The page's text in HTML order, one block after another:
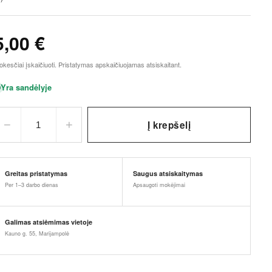
€
įskaičiuoti. Pristatymas apskaičiuojamas atsiskaitant.
Yra sandėlyje
− 1 + Į krepšelį
Greitas pristatymas
Per 1–3 darbo dienas
Saugus atsiskaitymas
Apsaugoti mokėjimai
Galimas atsiėmimas vietoje
Kauno g. 55, Marijampolė